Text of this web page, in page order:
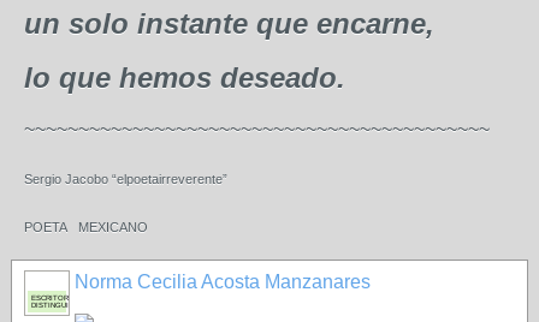
un solo instante que encarne,
lo que hemos deseado.
~~~~~~~~~~~~~~~~~~~~~~~~~~~~~~~~~~~~~~~~~~~
Sergio Jacobo “elpoetairreverente”
POETA MEXICANO
ESCRITORA
DISTINGUIDA
Norma Cecilia Acosta Manzanares